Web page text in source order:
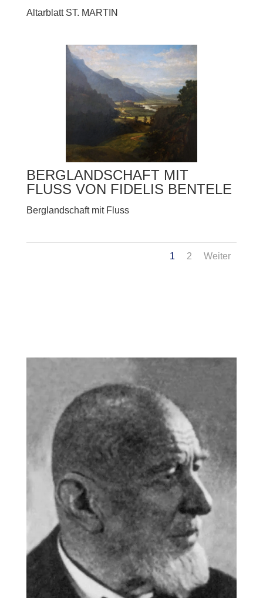
Altarblatt ST. MARTIN
BERGLANDSCHAFT MIT
FLUSS VON FIDELIS BENTELE
Berglandschaft mit Fluss
1 2 Weiter